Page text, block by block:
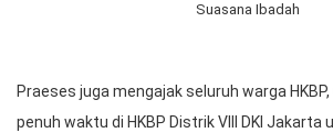
Suasana Ibadah
Praeses juga mengajak seluruh warga
penuh waktu di HKBP Distrik VIII DKI Jakarta